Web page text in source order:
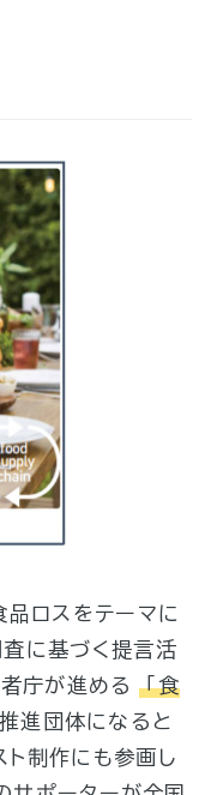
ロスをテーマに
査に基づく提言活
庁が進める
「食
進団体になると
制作にも参画し